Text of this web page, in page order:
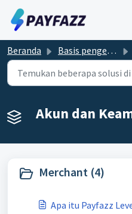
Lewatkan ke konten utama
Beranda Basis pengetahuan
Akun dan
Merchant (4)
Apa itu Payfazz